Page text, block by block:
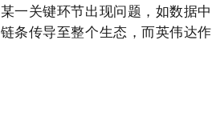
一关键环节出现问题，如数据中
条传导至整个生态，而英伟达作